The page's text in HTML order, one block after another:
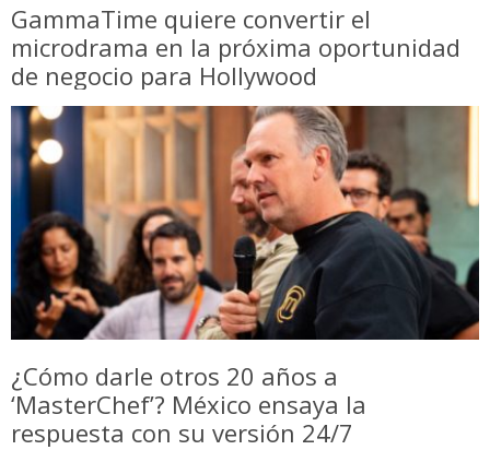
GammaTime quiere convertir el
microdrama en la próxima oportunidad
de negocio para Hollywood
¿Cómo darle otros 20 años a
‘MasterChef’? México ensaya la
respuesta con su versión 24/7